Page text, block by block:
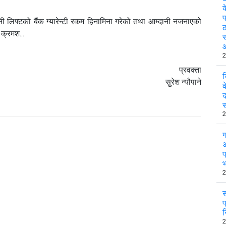
लिफ्टको बैंक ग्यारेन्टी रकम हिनामिना गरेको तथा आम्दानी नजनाएको
क्रमश...
प्रवक्ता
सुरेश न्यौपाने